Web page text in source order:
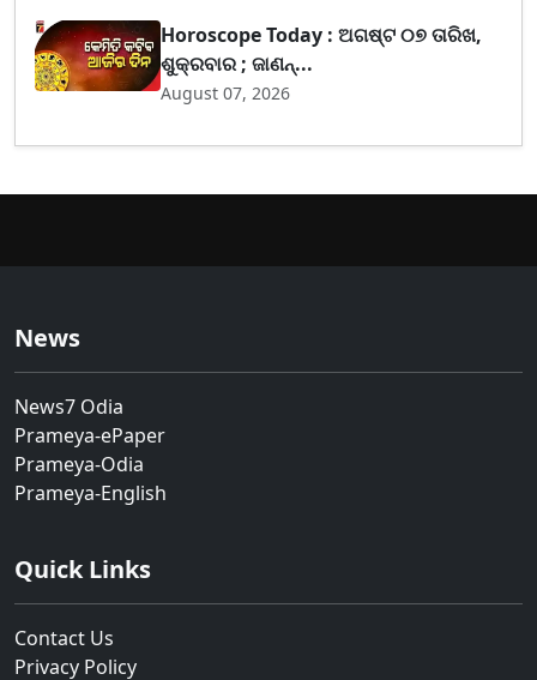
Horoscope Today : ଅଗଷ୍ଟ ୦୭ ତାରିଖ,
ଶୁକ୍ରବାର ; ଜାଣନ୍...
August 07, 2026
News
News7 Odia
Prameya-ePaper
Prameya-Odia
Prameya-English
Quick Links
Contact Us
Privacy Policy